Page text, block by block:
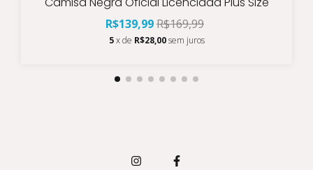
R$139,99R$169,99
5 x de R$28,00 sem juros